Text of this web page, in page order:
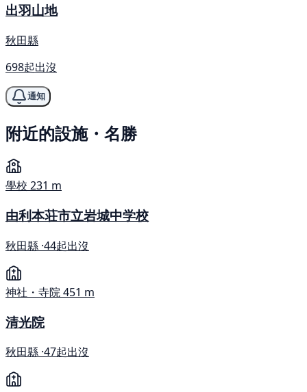
出羽山地
秋田縣
698起出沒
通知
附近的設施・名勝
學校 231 m
由利本荘市立岩城中学校
秋田縣 ·44起出沒
神社・寺院451 m
清光院
秋田縣 ·47起出沒